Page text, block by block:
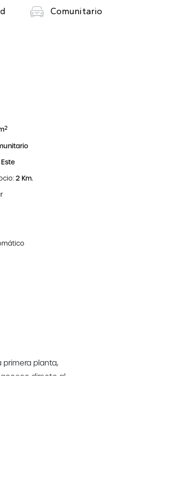
Comunitario
2
Este
2 Km.
planta,
directo al
que
al mar y a